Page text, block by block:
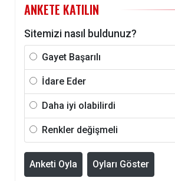
ANKETE KATILIN
Sitemizi nasıl buldunuz?
Gayet Başarılı
İdare Eder
Daha iyi olabilirdi
Renkler değişmeli
Anketi Oyla Oyları Göster